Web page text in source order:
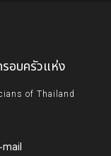
อบครัวแห่ง
of Thailand
mail